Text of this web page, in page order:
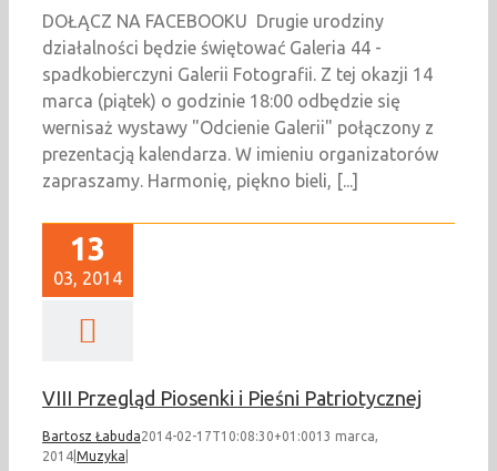
DOŁĄCZ NA FACEBOOKU Drugie urodziny
działalności będzie świętować Galeria 44 -
spadkobierczyni Galerii Fotografii. Z tej okazji 14
marca (piątek) o godzinie 18:00 odbędzie się
wernisaż wystawy "Odcienie Galerii" połączony z
prezentacją kalendarza. W imieniu organizatorów
zapraszamy. Harmonię, piękno bieli, [...]
13
03, 2014
VIII Przegląd Piosenki i Pieśni Patriotycznej
Bartosz Łabuda2014-02-17T10:08:30+01:0013 marca,
2014 Muzyka